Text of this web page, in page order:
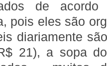
de
pois eles são
diariamente
21), a sopa